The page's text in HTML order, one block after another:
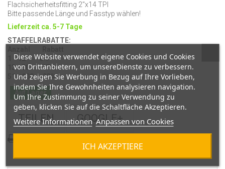
Flachsicherheitsfitting 2"x14 TPI
Bitte passende Länge und Fasstyp wählen!
Lieferzeit ca. 5-7 Tage
STAFFELRABATTE:
1 - 12 0%
13 - 50 -17%
51 - 100 -23%
Auf Lager
TEILEN GOOGLE+
Diese Website verwendet eigene Cookies und Cookies
von Drittanbietern, um unsereDienste zu verbessern.
Und zeigen Sie Werbung in Bezug auf Ihre Vorlieben,
indem Sie Ihre Gewohnheiten analysieren navigation.
Um Ihre Zustimmung zu seiner Verwendung zu
geben, klicken Sie auf die Schaltfläche Akzeptieren.
Weitere Informationen Anpassen von Cookies
ICH AKZEPTIERE